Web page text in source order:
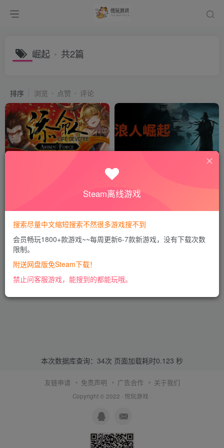
崛起 共2篇
排序 浏览 点赞 评论
浪人崛起/Rise of the Ronin
会员专属
本次数据库查询：34次 页面加载耗时0.123 秒
友链申请 免责声明 广告合作 关于我们
Copyright © 2022 · 悦玩游戏 ·
Steam离线游戏
搜索尽量中文缩短搜索不然很多游戏搜不到
会员畅玩1800+款游戏~~每周更新6-7款新游戏，没有下载次数
限制。
附送网盘版免Steam下载！
禁止问客服游戏，能搜到的都能玩哦。